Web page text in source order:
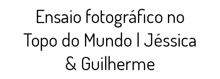
Ensaio fotográfico no
Topo do Mundo | Jéssica
& Guilherme